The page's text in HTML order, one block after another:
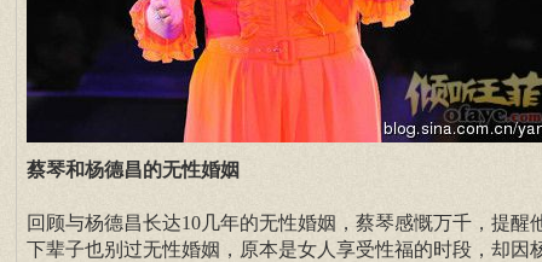
蔡琴和杨德昌的无性婚姻
回顾与杨德昌长达10几年的无性婚姻，蔡琴感慨万千，提醒
下辈子也别过无性婚姻，原本是女人享受性福的时段，却因